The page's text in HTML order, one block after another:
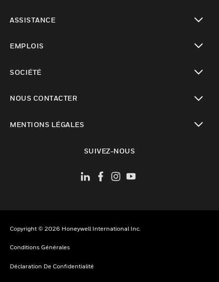
ASSISTANCE
EMPLOIS
SOCIÉTÉ
NOUS CONTACTER
MENTIONS LÉGALES
SUIVEZ-NOUS
Copyright © 2026 Honeywell International Inc.
Conditions Générales
Déclaration De Confidentialité